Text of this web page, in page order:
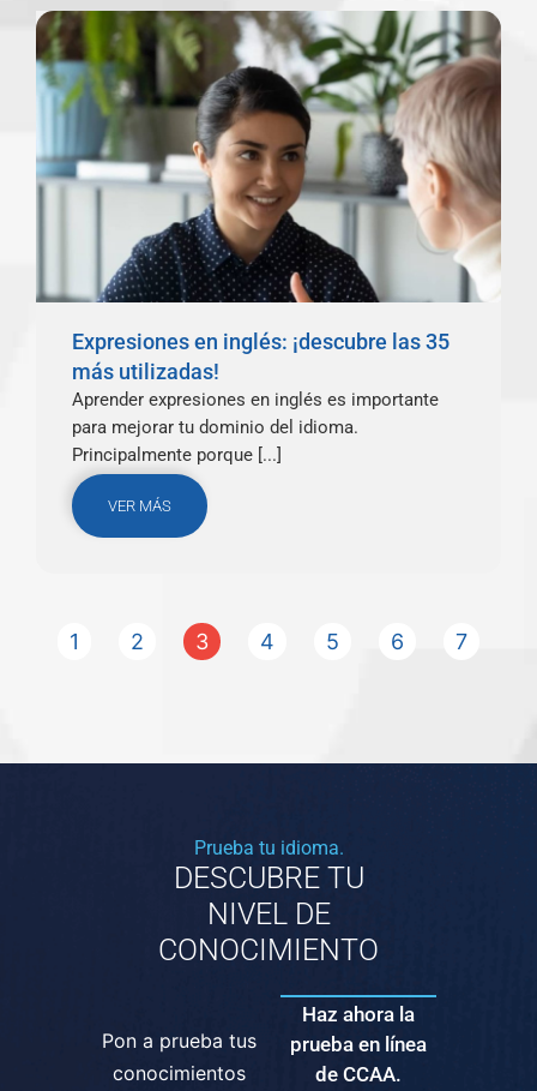
Expresiones en inglés: ¡descubre las 35
más utilizadas!
Aprender expresiones en inglés es importante
para mejorar tu dominio del idioma.
Principalmente porque [...]
VER MÁS
1 2 3 4 5 6 7
Prueba tu idioma.
DESCUBRE TU
NIVEL DE
CONOCIMIENTO
Pon a prueba tus
conocimientos
Haz ahora la
prueba en línea
de CCAA.